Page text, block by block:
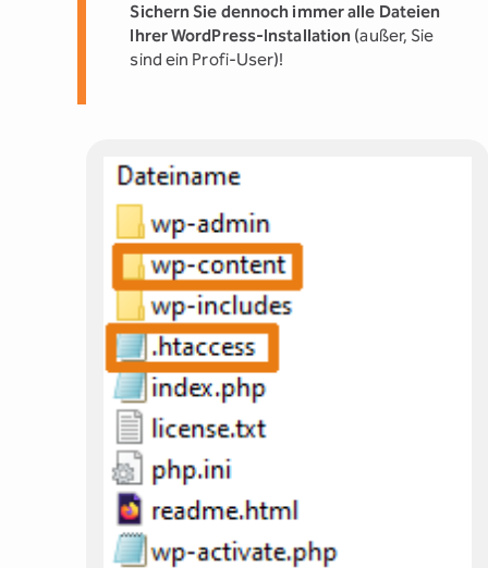
Sichern Sie dennoch immer alle Dateien
Ihrer WordPress-Installation (außer, Sie
sind ein Profi-User)!